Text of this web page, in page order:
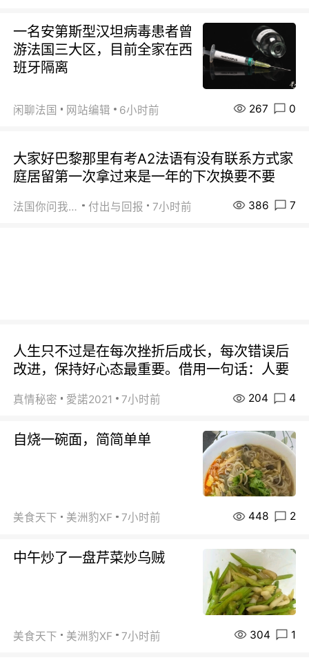
一名安第斯型汉坦病毒患者曾
游法国三大区，目前全家在西
班牙隔离
闲聊法国 网站编辑 6小时前 267 0
大家好巴黎那里有考A2法语有没有联系方式家
庭居留第一次拿过来是一年的下次换要不要
法国你问我答 付出与回报 7小时前 386 7
人生只不过是在每次挫折后成长，每次错误后
改进，保持好心态最重要。借用一句话：人要
真情秘密 愛諾2021 7小时前 204 4
自烧一碗面，简简单单
美食天下 美洲豹XF 7小时前 448 2
中午炒了一盘芹菜炒乌贼
美食天下 美洲豹XF 7小时前 304 1